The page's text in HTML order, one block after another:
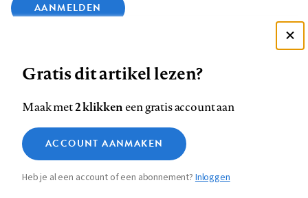
AANMELDEN
op
Facebook
op
LinkedIn
op
Bluesky
ons
op
InstagramYouTube
Footer
Contact Colofon Disclaimer Privacy
Medische vragen verdienen
betrouwbare antwoorden
Zie onze cookie policy
Analytische cookies
Marketing cookies
Gratis dit artikel lezen?
Maak met2 klikkeneen gratis account aan
ACCOUNT AANMAKEN
Heb je al een account of een abonnement?Inloggen